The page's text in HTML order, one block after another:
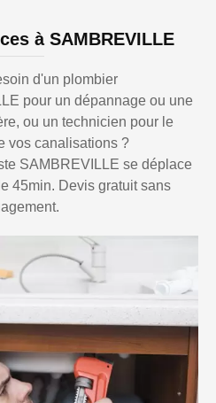
à SAMBREVILLE
d'un plombier
pour un dépannage ou une
ou un technicien pour le
vos canalisations ?
SAMBREVILLE se déplace
45min. Devis gratuit sans